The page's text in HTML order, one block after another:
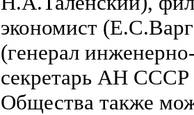
экономист
(генерал
секретарь АН СССР
Общества также